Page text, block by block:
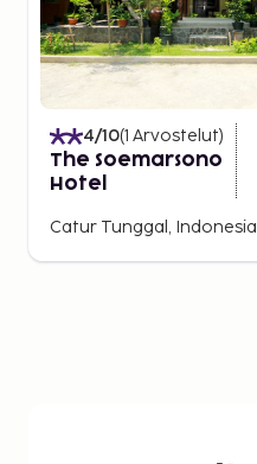
4/10(1 Arvostelut)
The Soemarsono
Hotel
Catur Tunggal, Indonesia